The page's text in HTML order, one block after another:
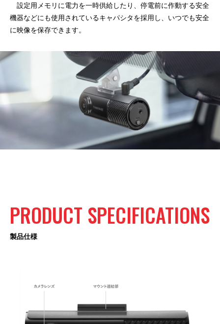
設定用メモリに電力を一時供給したり、停電前に作動する安全
機器などにも使用されているキャパシタを採用し、いつでも安全
に映像を保存できます。
PRODUCT SPECIFICATIONS
製品仕様